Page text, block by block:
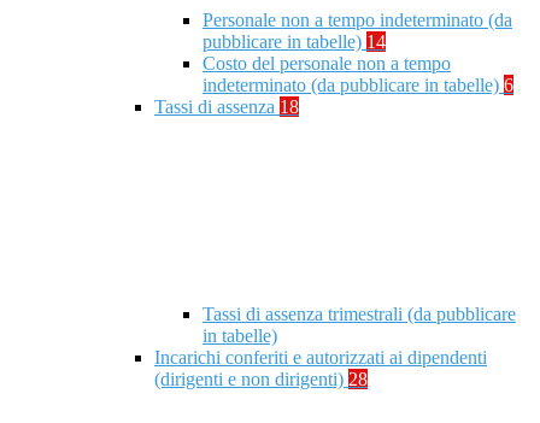
Personale non a tempo indeterminato (da
pubblicare in tabelle) 14
Costo del personale non a tempo
indeterminato (da pubblicare in tabelle) 6
Tassi di assenza 18
Tassi di assenza trimestrali (da pubblicare
in tabelle)
Incarichi conferiti e autorizzati ai dipendenti
(dirigenti e non dirigenti) 28